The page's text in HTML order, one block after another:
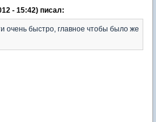
- 15:42) писал:
очень быстро, главное чтобы было же